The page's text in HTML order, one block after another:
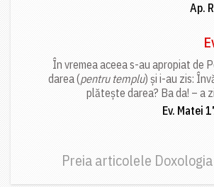
Ap.
În vremea aceea s-au apropiat de
darea (pentru templu) și i-au zis:
plătește darea? Ba da! – a
Ev. Matei
Preia articolele